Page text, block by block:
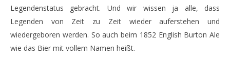
Legendenstatus gebracht. Und wir wissen ja alle, dass
Legenden von Zeit zu Zeit wieder auferstehen und
wiedergeboren werden. So auch beim 1852 English Burton Ale
wie das Bier mit vollem Namen heißt.